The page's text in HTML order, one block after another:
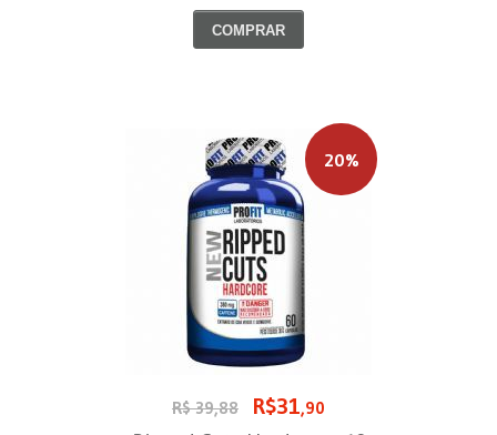
COMPRAR
20%
R$ 39,88 R$31,90